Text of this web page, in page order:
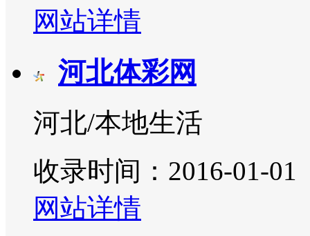
网站详情
河北体彩网
河北/本地生活
收录时间：2016-01-01
网站详情